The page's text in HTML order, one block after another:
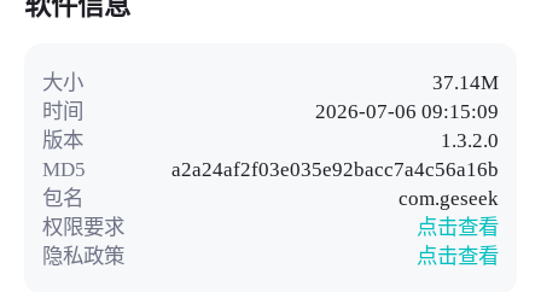
大小
37.14M
时间
2026-07-06 09:15:09
版本
1.3.2.0
MD5
a2a24af2f03e035e92bacc7a4c56a16b
包名
com.geseek
权限要求
点击查看
隐私政策
点击查看